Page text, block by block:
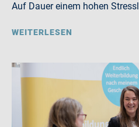
Auf Dauer einem hohen
WEITERLESEN